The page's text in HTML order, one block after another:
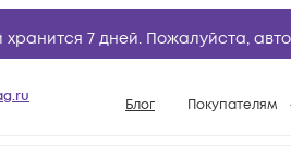
7 дней. Пожалуйста,
Блог Покупателям